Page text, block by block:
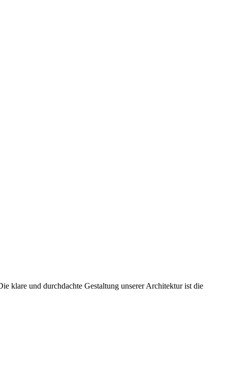
klare und durchdachte Gestaltung unserer Architektur ist die